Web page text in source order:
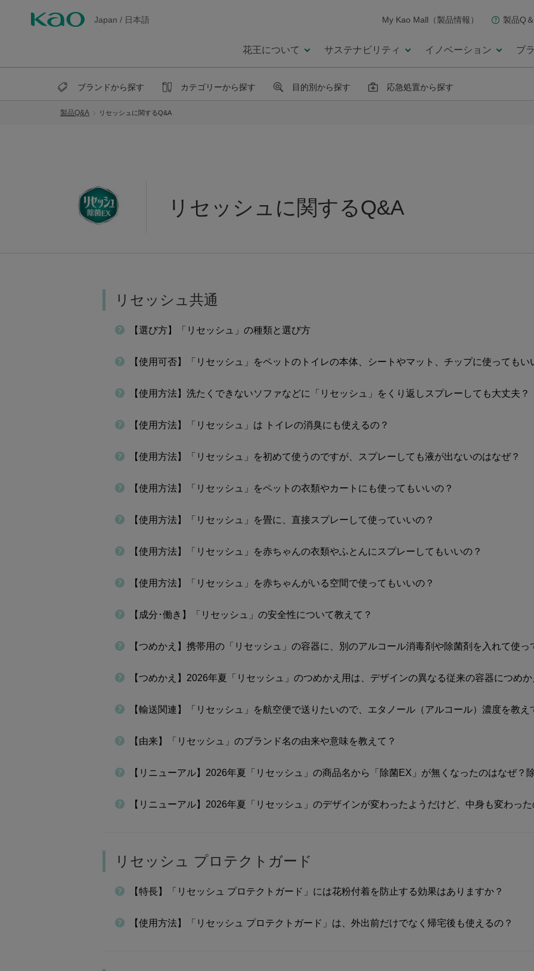
Japan / 日本語 My Kao Mall（製品情報） 製品Q
花王について サステナビリティ イノベーション ブ
ブランドから探す カテゴリーから探す 目的別から探す 応急処置から探す
製品Q&A リセッシュに関するQ&A
リセッシュに関するQ&A
リセッシュ共通
【選び方】「リセッシュ」の種類と選び方
【使用可否】「リセッシュ」をペットのトイレの本体、シートやマット、チップに使ってもい
【使用方法】洗たくできないソファなどに「リセッシュ」をくり返しスプレーしても大丈夫
【使用方法】「リセッシュ」は トイレの消臭にも使えるの？
【使用方法】「リセッシュ」を初めて使うのですが、スプレーしても液が出ないのはなぜ？
【使用方法】「リセッシュ」をペットの衣類やカートにも使ってもいいの？
【使用方法】「リセッシュ」を畳に、直接スプレーして使っていいの？
【使用方法】「リセッシュ」を赤ちゃんの衣類やふとんにスプレーしてもいいの？
【使用方法】「リセッシュ」を赤ちゃんがいる空間で使ってもいいの？
【成分･働き】「リセッシュ」の安全性について教えて？
【つめかえ】携帯用の「リセッシュ」の容器に、別のアルコール消毒剤や除菌剤を入れて使っ
【つめかえ】2026年夏「リセッシュ」のつめかえ用は、デザインの異なる従来の容器につめか
【輸送関連】「リセッシュ」を航空便で送りたいので、エタノール（アルコール）濃度を教え
【由来】「リセッシュ」のブランド名の由来や意味を教えて？
【リニューアル】2026年夏「リセッシュ」の商品名から「除菌EX」が無くなったのはなぜ？
【リニューアル】2026年夏「リセッシュ」のデザインが変わったようだけど、中身も変わった
リセッシュ プロテクトガード
【特長】「リセッシュ プロテクトガード」には花粉付着を防止する効果はありますか？
【使用方法】「リセッシュ プロテクトガード」は、外出前だけでなく帰宅後も使えるの？